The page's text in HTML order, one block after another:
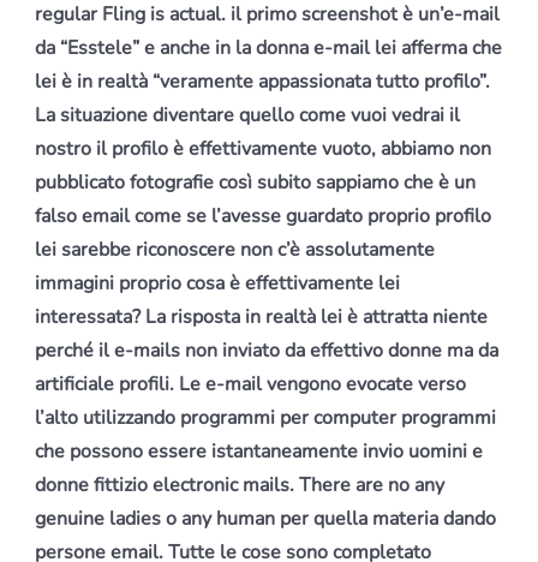
regular Fling is actual. il primo screenshot è un’e-mail
da “Esstele” e anche in la donna e-mail lei afferma che
lei è in realtà “veramente appassionata tutto profilo”.
La situazione diventare quello come vuoi vedrai il
nostro il profilo è effettivamente vuoto, abbiamo non
pubblicato fotografie così subito sappiamo che è un
falso email come se l’avesse guardato proprio profilo
lei sarebbe riconoscere non c’è assolutamente
immagini proprio cosa è effettivamente lei
interessata? La risposta in realtà lei è attratta niente
perché il e-mails non inviato da effettivo donne ma da
artificiale profili. Le e-mail vengono evocate verso
l’alto utilizzando programmi per computer programmi
che possono essere istantaneamente invio uomini e
donne fittizio electronic mails. There are no any
genuine ladies o any human per quella materia dando
persone email. Tutte le cose sono completato